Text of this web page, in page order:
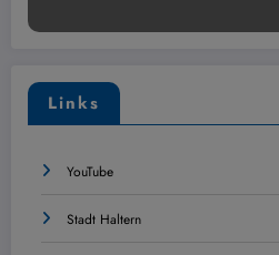
Links
YouTube
Stadt Haltern